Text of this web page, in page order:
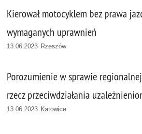
Kierował motocyklem bez prawa
wymaganych uprawnień
13.06.2023 Rzeszów
Porozumienie w sprawie
rzecz przeciwdziałania
13.06.2023 Katowice